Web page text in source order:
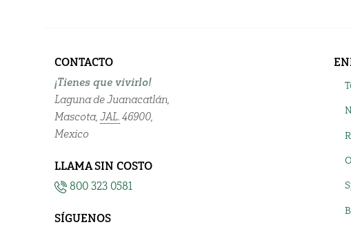
CONTACTO
¡Tienes que vivirlo!
Laguna de Juanacatlán,
Mascota, JAL. 46900,
Mexico
LLAMA SIN COSTO
800 323 0581
SÍGUENOS